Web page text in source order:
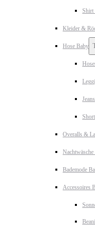
Shirt
Kleider &
Hose Baby
Overalls &
Bademode
Accessoires